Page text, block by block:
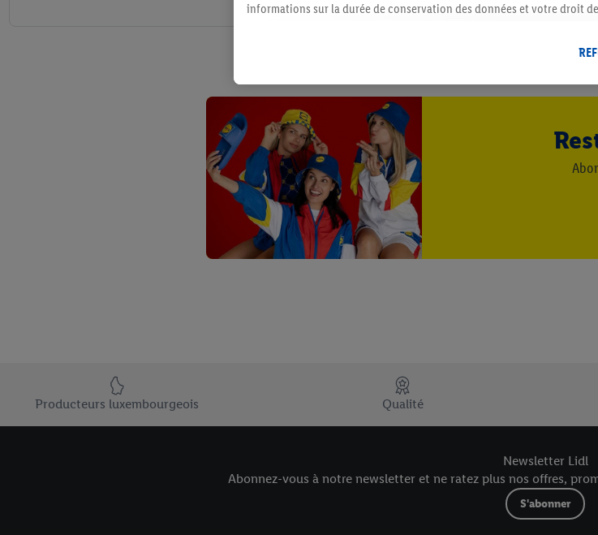
Élément du pied de page avec les USPs de Lidl Luxembourg
Producteurs luxembourgeois
Qualité
Newsletter Lidl
Abonnez-vous à notre newsletter et ne ratez plus nos offres,
S'abonner
informations sur la durée de conservation des données et votre droit